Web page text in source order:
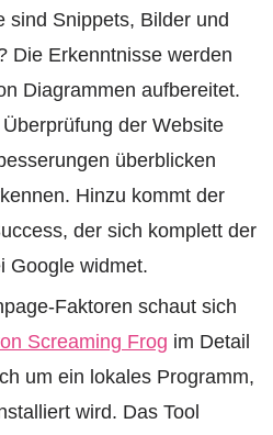
sind Snippets, Bilder und
Die Erkenntnisse werden
Diagrammen aufbereitet.
der Website
überblicken
Hinzu kommt der
der sich komplett der
Google widmet.
Faktoren schaut sich
Screaming Frog im Detail
um ein lokales Programm,
wird. Das Tool